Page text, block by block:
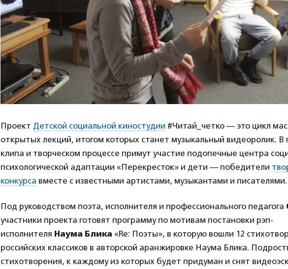
Проект Детской социальной киностудии #Читай_четко — это цикл
открытых лекций, итогом которых станет музыкальный видеоролик. В
клипа и творческом процессе примут участие подопечные центра
психологической адаптации «Перекресток» и дети — победители
конкурса вместе с известными артистами, музыкантами и писателями.
Под руководством поэта, исполнителя и профессионального педагога
участники проекта готовят программу по мотивам постановки рэп-
исполнителя Наума Блика «Re: Поэты», в которую вошли 12
российских классиков в авторской аранжировке Наума Блика.
стихотворения, к каждому из которых будет придуман и снят